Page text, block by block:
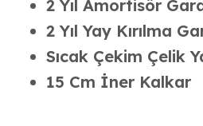
Cm
adet
2 Yıl Amortisör
2 Yıl Yay Kırılma
Sıcak Çekim Çelik
15 Cm İner Kalkar